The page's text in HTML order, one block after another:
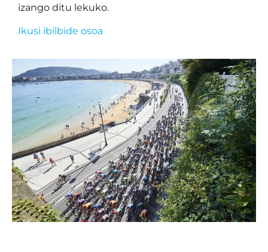
izango ditu lekuko.
Ikusi ibilbide osoa